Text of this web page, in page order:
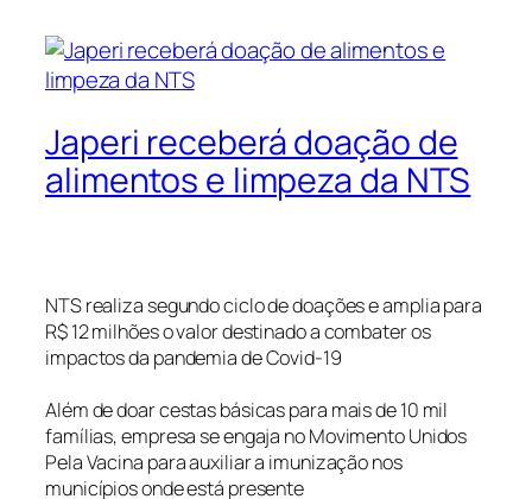
Japeri receberá doação de
alimentos e limpeza da NTS
NTS realiza segundo ciclo de doações e amplia para
R$ 12 milhões o valor destinado a combater os
impactos da pandemia de Covid-19
Além de doar cestas básicas para mais de 10 mil
famílias, empresa se engaja no Movimento Unidos
Pela Vacina para auxiliar a imunização nos
municípios onde está presente